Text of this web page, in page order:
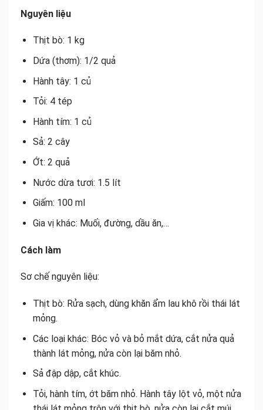
Nguyên liệu
Thịt bò: 1 kg
Dứa (thơm): 1/2 quả
Hành tây: 1 củ
Tỏi: 4 tép
Hành tím: 1 củ
Sả: 2 cây
Ớt: 2 quả
Nước dừa tươi: 1.5 lít
Giấm: 100 ml
Gia vị khác: Muối, đường, dầu ăn,…
Cách làm
Sơ chế nguyên liệu:
Thịt bò: Rửa sạch, dùng khăn ẩm lau khô rồi thái lát
mỏng.
Các loại khác: Bóc vỏ và bỏ mắt dứa, cắt nửa quả
thành lát mỏng, nửa còn lại băm nhỏ.
Sả đập dập, cắt khúc.
Tỏi, hành tím, ớt băm nhỏ. Hành tây lột vỏ, một nửa